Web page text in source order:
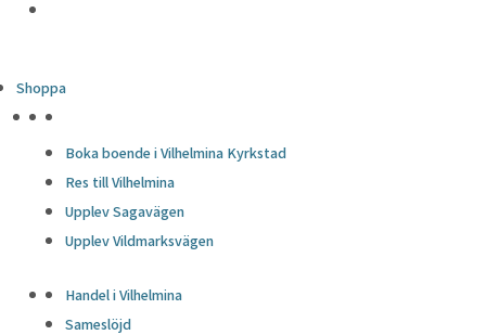
Shoppa
Boka boende i Vilhelmina Kyrkstad
Res till Vilhelmina
Upplev Sagavägen
Upplev Vildmarksvägen
Handel i Vilhelmina
Sameslöjd